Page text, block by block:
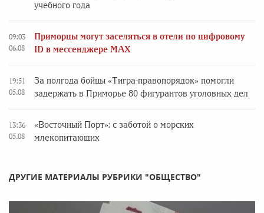
учебного года
09:03
06.08
Приморцы могут заселяться в отели по цифровому
ID в мессенджере MAX
19:51
05.08
За полгода бойцы «Тигра-правопорядок» помогли
задержать в Приморье 80 фигурантов уголовных дел
13:36
05.08
«Восточный Порт»: с заботой о морских
млекопитающих
ДРУГИЕ МАТЕРИАЛЫ РУБРИКИ "ОБЩЕСТВО"